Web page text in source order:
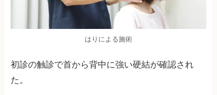
はりによる施術
初診の触診で首から背中に強い硬結が確認され
た。